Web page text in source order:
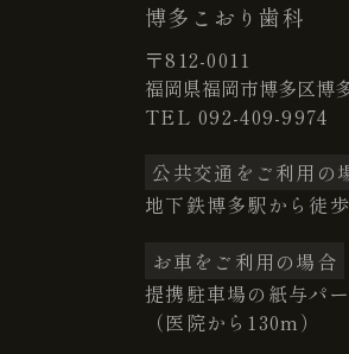
博多こおり歯科
〒812-0011
福岡県福岡市博多区博
TEL092-409-9974
公共交通をご利用の
地下鉄博多駅から徒
お車をご利用の場合
提携駐車場の紙与パ
（医院から130m）